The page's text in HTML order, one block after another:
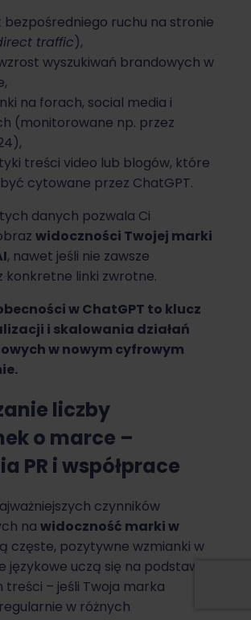
bezpośredniego ruchu na stronie
traffic),
wyszukiwań brandowych w
na forach, social media i
(monitorowane np. przez
treści video lub blogów, które
cytowane przez ChatGPT.
danych pozwala Ci
widoczności Twojej marki
, nawet jeśli nie zawsze
konkretne linki zwrotne.
w ChatGPT to klucz
i skalowania działań
w nowym cyfrowym
liczby
o marce –
PR i współprace
czynników
na widoczność marki w
częste, pozytywne wzmianki w
językowe uczą się na podstawie
– jeśli Twoja marka
w różnych